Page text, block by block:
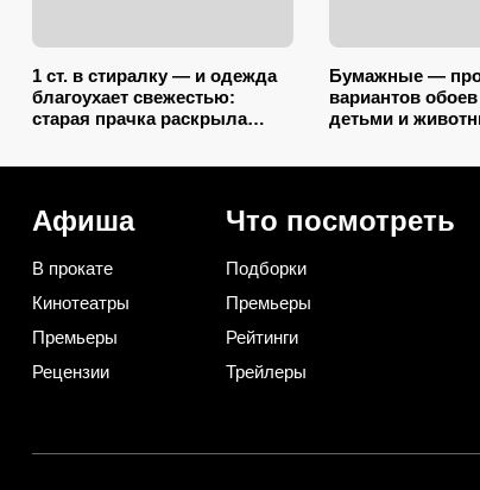
1 ст. в стиралку — и одежда
благоухает свежестью:
старая прачка раскрыла
Бумажные —
вариантов
детьми и
Афиша
В прокате
Кинотеатры
Премьеры
Рецензии
Что посмотреть
Подборки
Премьеры
Рейтинги
Трейлеры